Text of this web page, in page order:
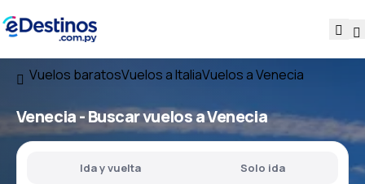
Vuelos baratosVuelos a ItaliaVuelos a Venecia
Venecia - Buscar vuelos a Venecia
Ida y vuelta Solo ida